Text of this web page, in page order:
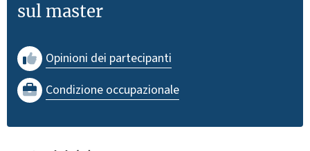
sul master
Opinioni dei partecipanti
Condizione occupazionale